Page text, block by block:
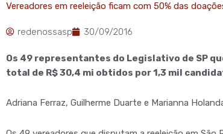
Vereadores em reeleição ficam com 50% das
redenossasp 30/09/2016
Os 49 representantes do Legislativo de SP
total de R$ 30,4 mi obtidos por 1,3 mil
Adriana Ferraz, Guilherme Duarte e Marianna